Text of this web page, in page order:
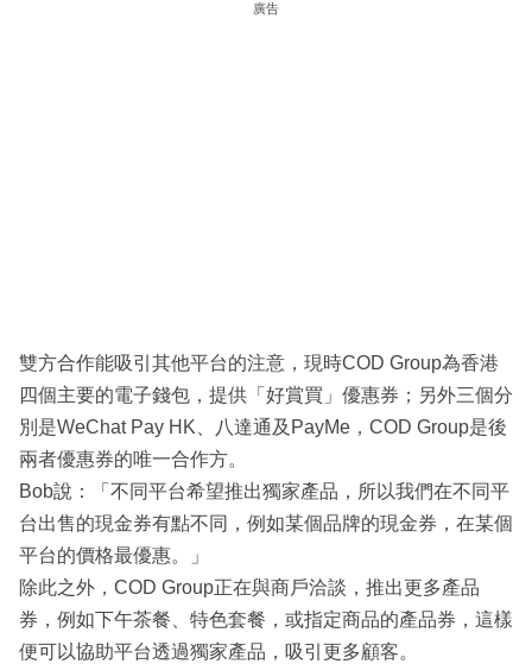
廣告
雙方合作能吸引其他平台的注意，現時COD Group為香港
四個主要的電子錢包，提供「好賞買」優惠券；另外三個分
別是WeChat Pay HK、八達通及PayMe，COD Group是後
兩者優惠券的唯一合作方。
Bob說：「不同平台希望推出獨家產品，所以我們在不同平
台出售的現金券有點不同，例如某個品牌的現金券，在某個
平台的價格最優惠。」
除此之外，COD Group正在與商戶洽談，推出更多產品
券，例如下午茶餐、特色套餐，或指定商品的產品券，這樣
便可以協助平台透過獨家產品，吸引更多顧客。